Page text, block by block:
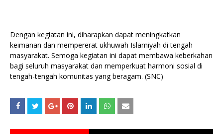
Dengan kegiatan ini, diharapkan dapat meningkatkan
keimanan dan mempererat ukhuwah Islamiyah di tengah
masyarakat. Semoga kegiatan ini dapat membawa keberkahan
bagi seluruh masyarakat dan memperkuat harmoni sosial di
tengah-tengah komunitas yang beragam. (SNC)